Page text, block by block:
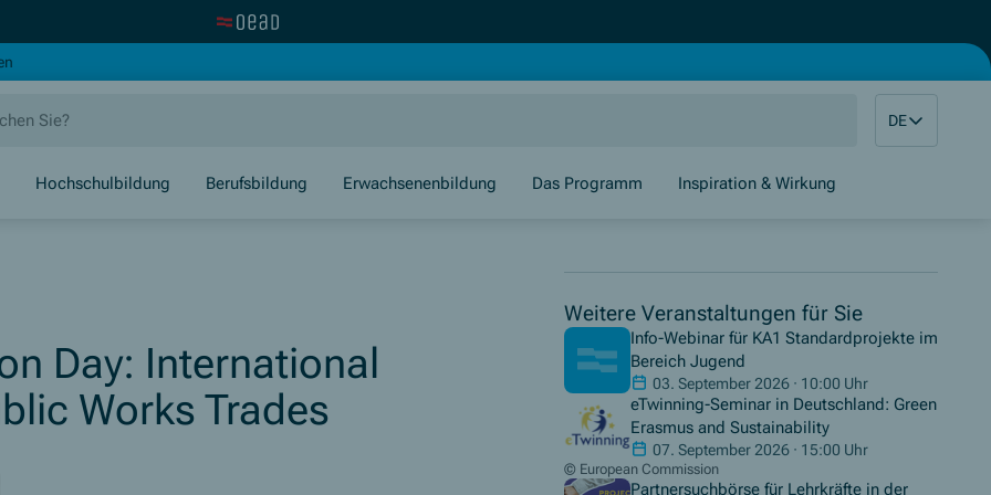
DE
Hochschulbildung Berufsbildung Erwachsenenbildung Das Programm Inspiration & Wirkung
Day: International
Works Trades
Weitere Veranstaltungen für Sie
Info-Webinar für KA1 Standardprojekte im
Bereich Jugend
03. September 2026 · 10:00 Uhr
eTwinning-Seminar in Deutschland: Green
Erasmus and Sustainability
07. September 2026 · 15:00 Uhr
© European Commission
Partnersuchbörse für Lehrkräfte in der